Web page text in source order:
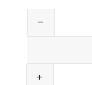
remove
add